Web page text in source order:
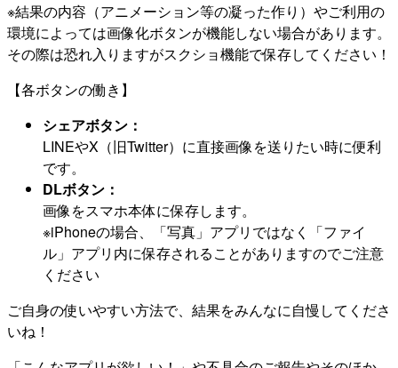
※結果の内容（アニメーション等の凝った作り）やご利用の
環境によっては画像化ボタンが機能しない場合があります。
その際は恐れ入りますがスクショ機能で保存してください！
【各ボタンの働き】
シェアボタン：
LINEやX（旧Twitter）に直接画像を送りたい時に便利
です。
DLボタン：
画像をスマホ本体に保存します。
※iPhoneの場合、「写真」アプリではなく「ファイ
ル」アプリ内に保存されることがありますのでご注意
ください
ご自身の使いやすい方法で、結果をみんなに自慢してくださ
いね！